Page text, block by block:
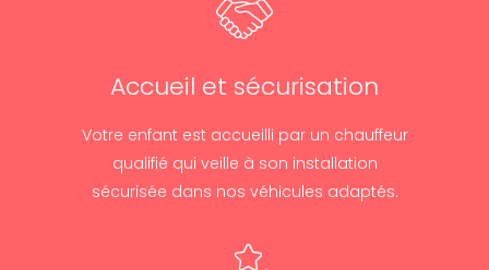
Accueil et sécurisation
Votre enfant est accueilli par un chauffeur
qualifié qui veille à son installation
sécurisée dans nos véhicules adaptés.